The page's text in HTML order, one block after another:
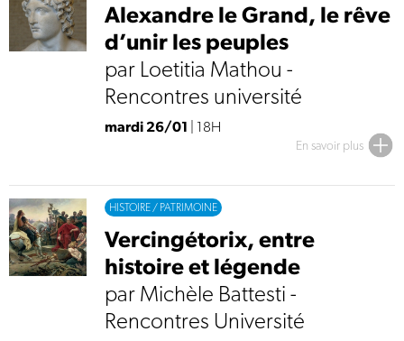
Alexandre le Grand, le rêve
d’unir les peuples
par Loetitia Mathou -
Rencontres université
mardi 26/01 | 18H
En savoir plus
HISTOIRE / PATRIMOINE
Vercingétorix, entre
histoire et légende
par Michèle Battesti -
Rencontres Université